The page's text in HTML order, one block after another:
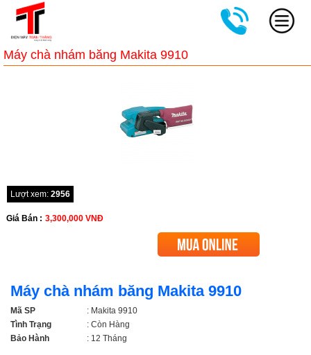
Máy chà nhám băng Makita 9910
Lượt xem: 2956
Giá Bán : 3,300,000 VNĐ
Máy chà nhám băng Makita 9910
Mã SP
: Makita 9910
Tình Trạng
: Còn Hàng
Bảo Hành
: 12 Tháng